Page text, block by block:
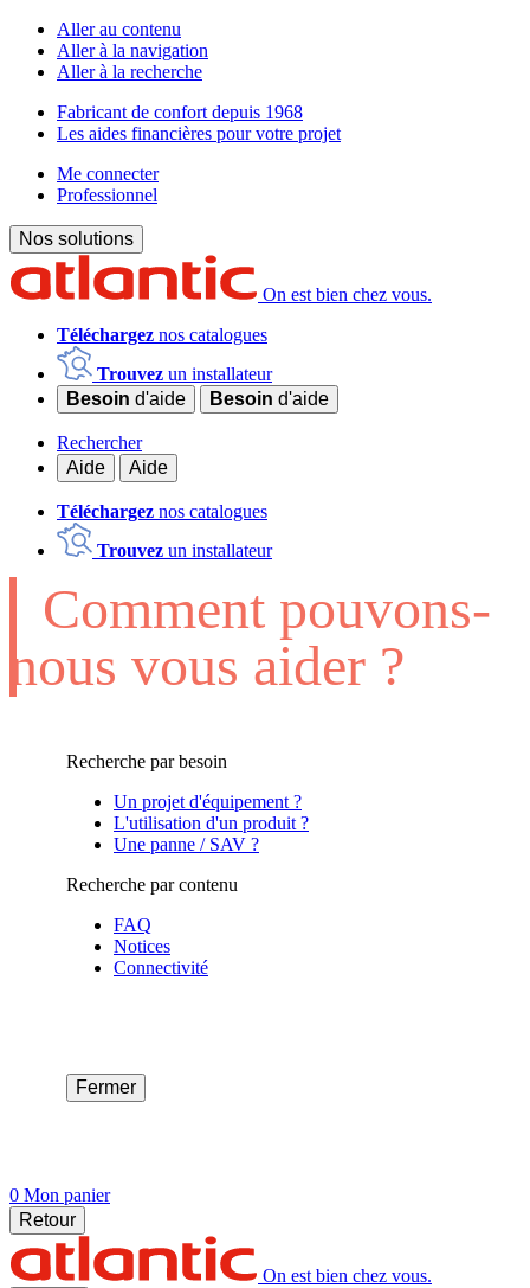
Aller au contenu
Aller à la navigation
Aller à la recherche
Fabricant de confort depuis 1968
Les aides financières pour votre projet
Me connecter
Professionnel
Nos solutions
On est bien chez vous.
Téléchargez nos catalogues
Trouvez un installateur
Besoin d'aide Besoin d'aide
Rechercher
Aide
Aide
Téléchargez nos catalogues
Trouvez un installateur
Comment pouvons-
nous vous aider ?
Recherche par besoin
Un projet d'équipement ?
L'utilisation d'un produit ?
Une panne / SAV ?
Recherche par contenu
FAQ
Notices
Connectivité
Fermer
0 Mon panier
Retour
On est bien chez vous.